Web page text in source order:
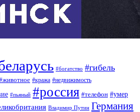
#богатство #гибель
#кража #недвижимость
#пьяный #россия #телефон #умер
Владимир Путин Германия